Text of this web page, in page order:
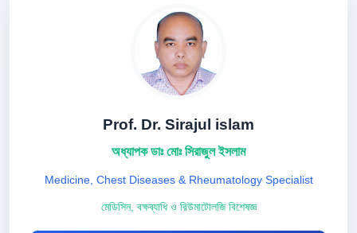
Prof. Dr. Sirajul islam
অধ্যাপক ডাঃ মোঃ সিরাজুল ইসলাম
Medicine, Chest Diseases & Rheumatology Specialist
মেডিসিন, বক্ষব্যাধি ও রিউমাটোলজি বিশেষজ্ঞ